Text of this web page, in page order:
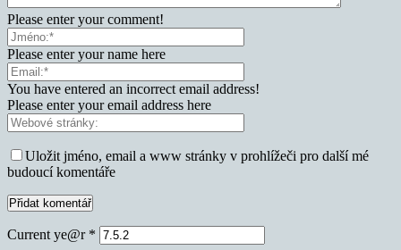
Please enter your comment!
Please enter your name here
You have entered an incorrect email address!
Please enter your email address here
Uložit jméno, email a www stránky v prohlížeči pro další mé
budoucí komentáře
Current ye@r *